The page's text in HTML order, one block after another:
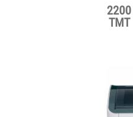
2200
TMT